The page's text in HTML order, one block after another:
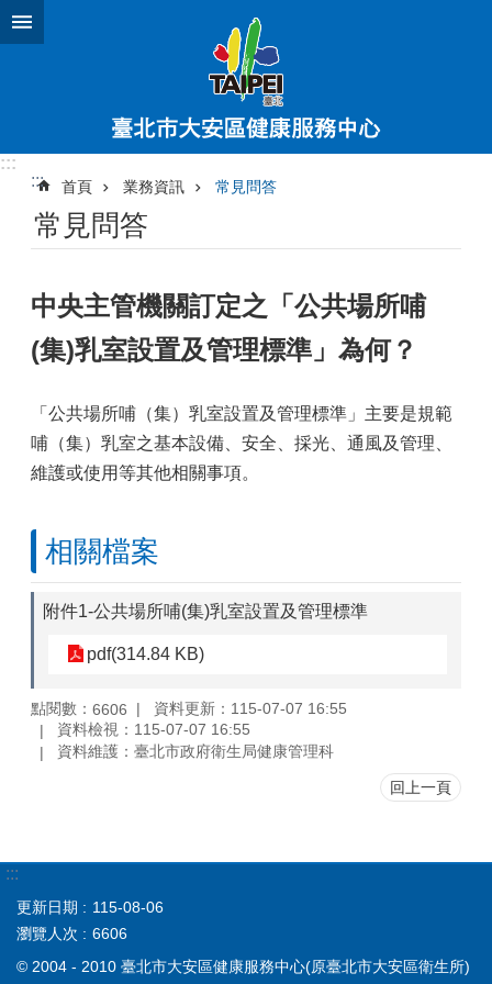
跳到主要內容區塊
:::
:::
首頁 業務資訊 常見問答
常見問答
中央主管機關訂定之「公共場所哺
(集)乳室設置及管理標準」為何？
「公共場所哺（集）乳室設置及管理標準」主要是規範
哺（集）乳室之基本設備、安全、採光、通風及管理、
維護或使用等其他相關事項。
相關檔案
附件1-公共場所哺(集)乳室設置及管理標準
pdf(314.84 KB)
點閱數： 6606
資料更新：115-07-07 16:55
資料檢視：115-07-07 16:55
資料維護：臺北市政府衛生局健康管理科
回上一頁
:::
更新日期
115-08-06
瀏覽人次
6606
© 2004 - 2010 臺北市大安區健康服務中心(原臺北市大安區衛生所)